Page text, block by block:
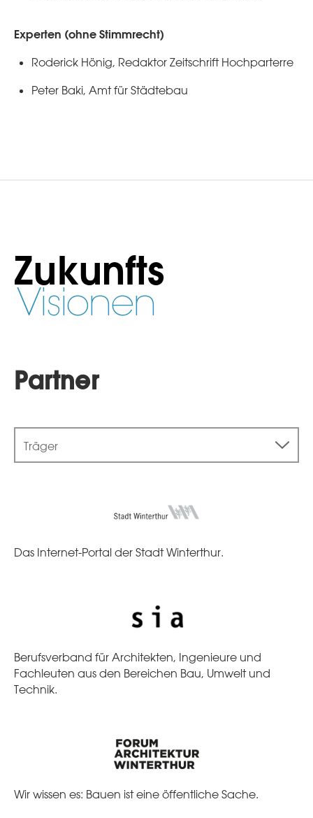
Experten (ohne Stimmrecht)
Roderick Hönig, Redaktor Zeitschrift Hochparterre
Peter Baki, Amt für Städtebau
Zukunfts
Visionen
Partner
Träger
Das Internet-Portal der Stadt Winterthur.
Berufsverband für Architekten, Ingenieure und
Fachleuten aus den Bereichen Bau, Umwelt und
Technik.
Wir wissen es: Bauen ist eine öffentliche Sache.